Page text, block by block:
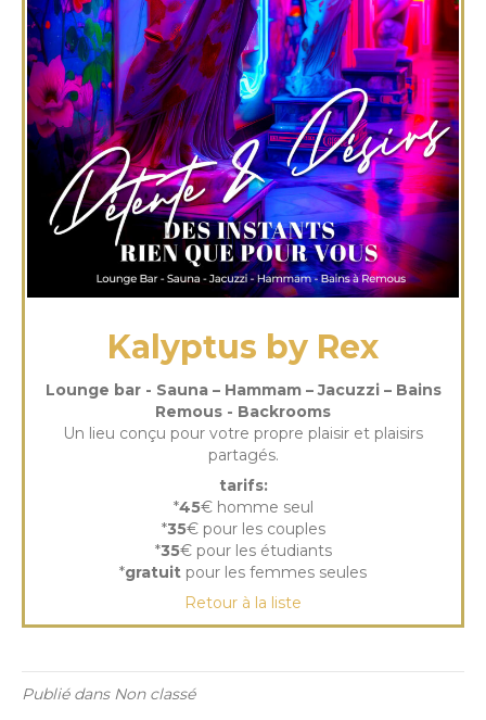
Kalyptus by Rex
Lounge bar - Sauna – Hammam – Jacuzzi – Bains
Remous - Backrooms
Un lieu conçu pour votre propre plaisir et plaisirs
partagés.
tarifs:
*45€ homme seul
*35€ pour les couples
*35€ pour les étudiants
*gratuit pour les femmes seules
Retour à la liste
Publié dans Non classé